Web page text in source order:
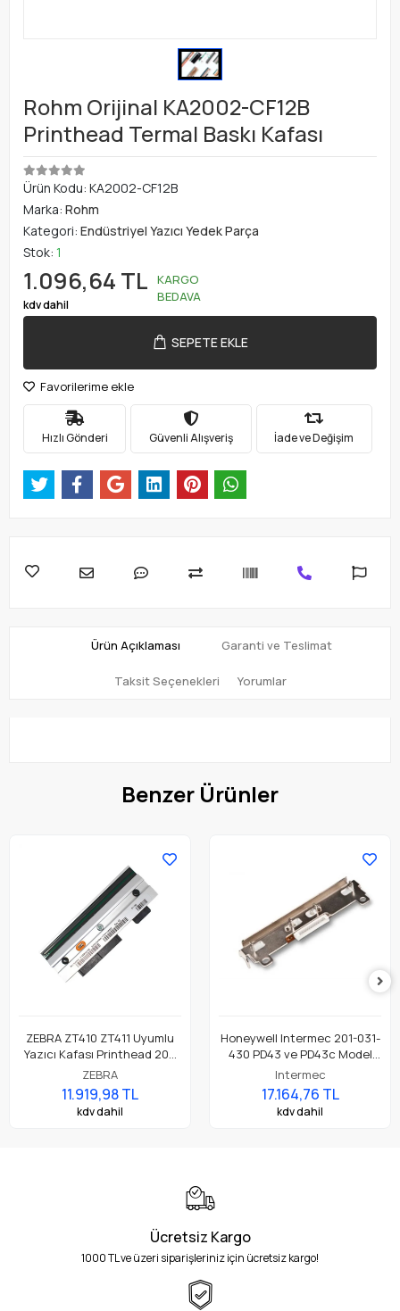
Rohm Orijinal KA2002-CF12B
Printhead Termal Baskı Kafası
Ürün Kodu: KA2002-CF12B
Marka: Rohm
Kategori: Endüstriyel Yazıcı Yedek Parça
Stok: 1
1.096,64 TL
kdv dahil
KARGO
BEDAVA
SEPETE EKLE
Favorilerime ekle
Hızlı Gönderi Güvenli Alışveriş İade ve Değişim
Ürün Açıklaması Garanti ve Teslimat
Taksit Seçenekleri Yorumlar
Benzer Ürünler
ZEBRA ZT410 ZT411 Uyumlu
Yazıcı Kafası Printhead 203
Dpi Parça No: P1058930-009
ZEBRA
11.919,98 TL
kdv dahil
Honeywell Intermec 201-031-
430 PD43 ve PD43c Model
Barkod Etiket Yazıcı 203 Dpi
Termal Baskı Kafası
Intermec
17.164,76 TL
kdv dahil
Ücretsiz Kargo
1000 TL ve üzeri siparişleriniz için ücretsiz kargo!